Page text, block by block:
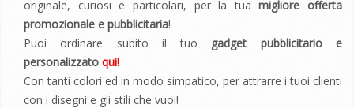
originale, curiosi e particolari, per la tuamigliore offerta
promozionale e pubblicitaria!
Puoi ordinare subito il tuo gadget pubblicitario e
personalizzato qui!
Con tanti colori ed in modo simpatico, per attrarre i tuoi clienti
con i disegni e gli stili che vuoi!